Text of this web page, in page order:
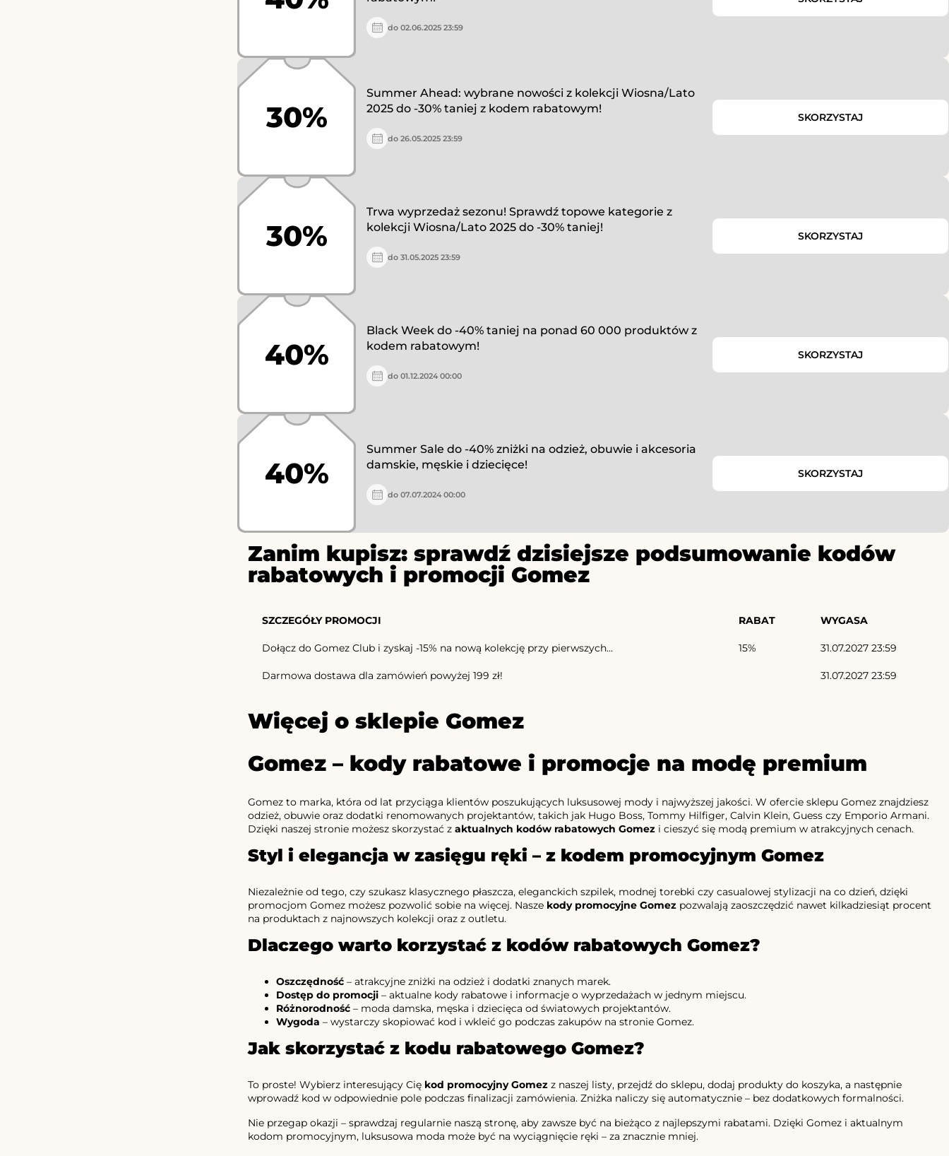
do 02.06.2025 23:59
30%
Summer Ahead: wybrane nowości z kolekcji Wiosna/Lato
2025 do -30% taniej z kodem rabatowym!
do 26.05.2025 23:59
SKORZYSTAJ
30%
Trwa wyprzedaż sezonu! Sprawdź topowe kategorie z
kolekcji Wiosna/Lato 2025 do -30% taniej!
do 31.05.2025 23:59
SKORZYSTAJ
40%
Black Week do -40% taniej na ponad 60 000 produktów z
kodem rabatowym!
do 01.12.2024 00:00
SKORZYSTAJ
40%
Summer Sale do -40% zniżki na odzież, obuwie i akcesoria
damskie, męskie i dziecięce!
do 07.07.2024 00:00
SKORZYSTAJ
Zanim kupisz: sprawdź dzisiejsze podsumowanie kodów
rabatowych i promocji Gomez
SZCZEGÓŁY PROMOCJI RABAT WYGASA
Dołącz do Gomez Club i zyskaj -15% na nową kolekcję przy pierwszych... 15% 31.07.2027 23:59
Darmowa dostawa dla zamówień powyżej 199 zł! 31.07.2027 23:59
Więcej o sklepie Gomez
Gomez – kody rabatowe i promocje na modę premium
Gomez to marka, która od lat przyciąga klientów poszukujących luksusowej mody i najwyższej jakości. W ofercie sklepu Gomez znajdziesz
odzież, obuwie oraz dodatki renomowanych projektantów, takich jak Hugo Boss, Tommy Hilfiger, Calvin Klein, Guess czy Emporio Armani.
Dzięki naszej stronie możesz skorzystać z aktualnych kodów rabatowych Gomez i cieszyć się modą premium w atrakcyjnych cenach.
Styl i elegancja w zasięgu ręki – z kodem promocyjnym Gomez
Niezależnie od tego, czy szukasz klasycznego płaszcza, eleganckich szpilek, modnej torebki czy casualowej stylizacji na co dzień, dzięki
promocjom Gomez możesz pozwolić sobie na więcej. Nasze kody promocyjne Gomez pozwalają zaoszczędzić nawet kilkadziesiąt procent
na produktach z najnowszych kolekcji oraz z outletu.
Dlaczego warto korzystać z kodów rabatowych Gomez?
Oszczędność – atrakcyjne zniżki na odzież i dodatki znanych marek.
Dostęp do promocji – aktualne kody rabatowe i informacje o wyprzedażach w jednym miejscu.
Różnorodność – moda damska, męska i dziecięca od światowych projektantów.
Wygoda – wystarczy skopiować kod i wkleić go podczas zakupów na stronie Gomez.
Jak skorzystać z kodu rabatowego Gomez?
To proste! Wybierz interesujący Cię kod promocyjny Gomez z naszej listy, przejdź do sklepu, dodaj produkty do koszyka, a następnie
wprowadź kod w odpowiednie pole podczas finalizacji zamówienia. Zniżka naliczy się automatycznie – bez dodatkowych formalności.
Nie przegap okazji – sprawdzaj regularnie naszą stronę, aby zawsze być na bieżąco z najlepszymi rabatami. Dzięki Gomez i aktualnym
kodom promocyjnym, luksusowa moda może być na wyciągnięcie ręki – za znacznie mniej.